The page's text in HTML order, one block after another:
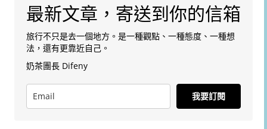
最新文章，寄送到你的信箱
旅行不只是去一個地方。是一種觀點、一種態度、一種想
法，還有更靠近自己。
奶茶團長 Difeny
我要訂閱